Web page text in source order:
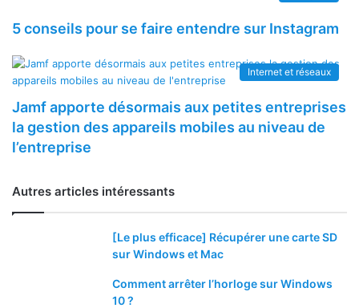
5 conseils pour se faire entendre sur Instagram
Internet et réseaux
Jamf apporte désormais aux petites entreprises
la gestion des appareils mobiles au niveau de
l’entreprise
Autres articles intéressants
[Le plus efficace] Récupérer une carte SD
sur Windows et Mac
Comment arrêter l’horloge sur Windows
10 ?